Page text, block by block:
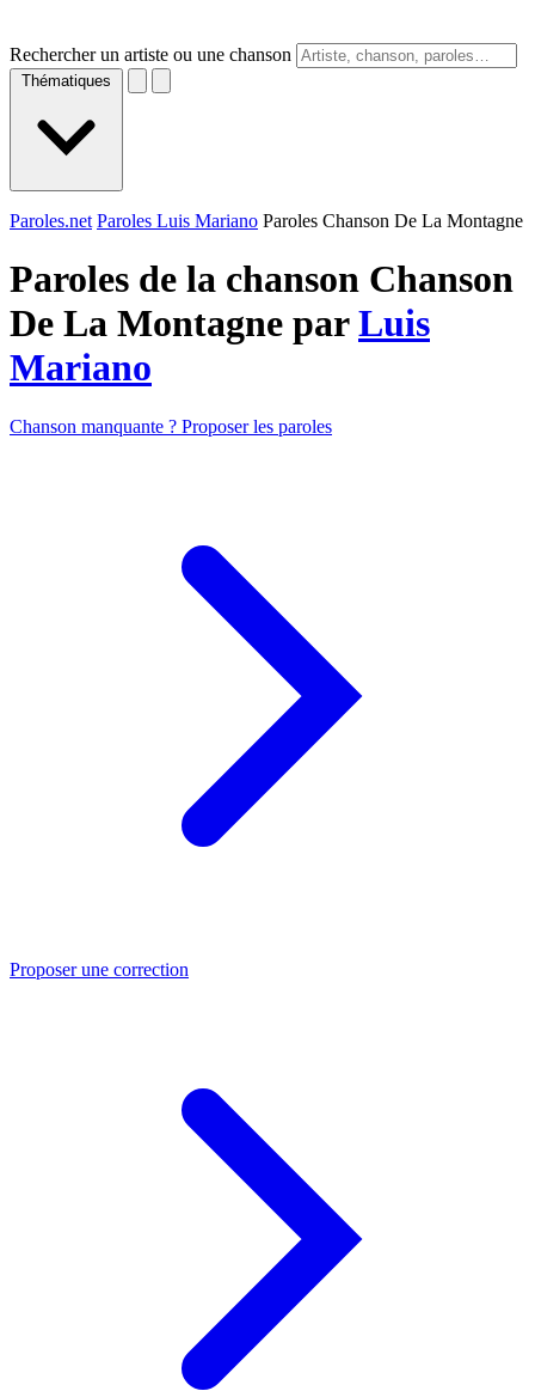
Rechercher un artiste ou une chanson
Thématiques
Paroles.net Paroles Luis Mariano Paroles Chanson De La Montagne
Paroles de la chanson Chanson
De La Montagne parLuis
Mariano
Chanson manquante ? Proposer les paroles
Proposer une correction